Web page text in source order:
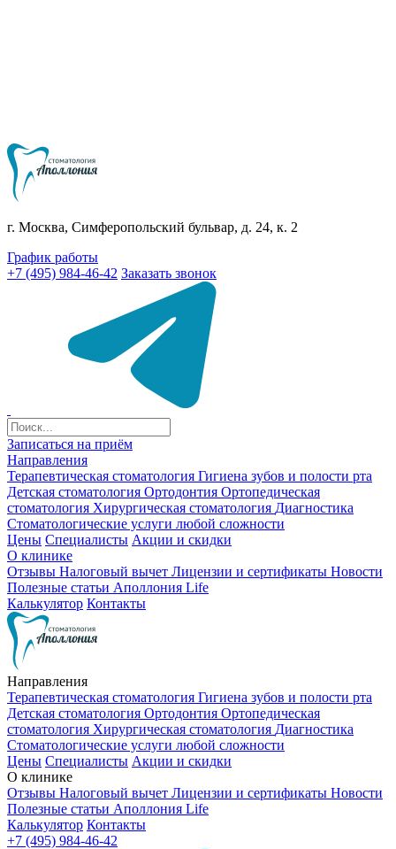
г. Москва, Симферопольский бульвар, д. 24, к. 2
График работы
+7 (495) 984-46-42 Заказать звонок
Записаться на приём
Направления
Терапевтическая стоматология Гигиена зубов и полости рта
Детская стоматология Ортодонтия Ортопедическая
стоматология Хирургическая стоматология Диагностика
Стоматологические услуги любой сложности
Цены Специалисты Акции и скидки
О клинике
Отзывы Налоговый вычет Лицензии и сертификаты Новости
Полезные статьи Аполлония Life
Калькулятор Контакты
Направления
Терапевтическая стоматология Гигиена зубов и полости рта
Детская стоматология Ортодонтия Ортопедическая
стоматология Хирургическая стоматология Диагностика
Стоматологические услуги любой сложности
Цены Специалисты Акции и скидки
О клинике
Отзывы Налоговый вычет Лицензии и сертификаты Новости
Полезные статьи Аполлония Life
Калькулятор Контакты
+7 (495) 984-46-42